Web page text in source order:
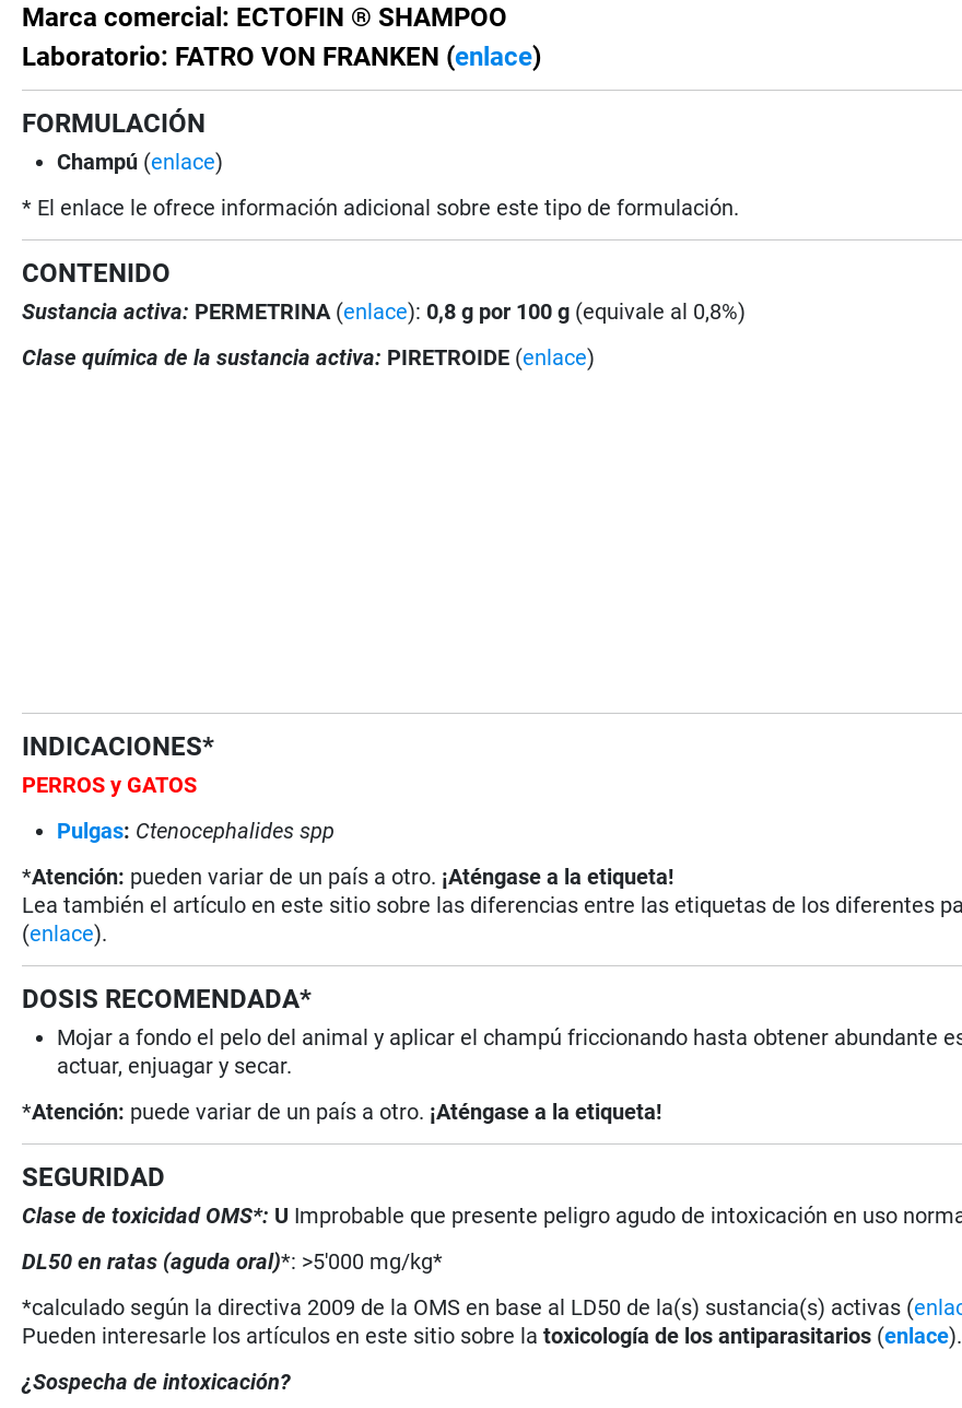
Marca comercial: ECTOFIN ® SHAMPOO
Laboratorio: FATRO VON FRANKEN (enlace)
FORMULACIÓN
Champú (enlace)
* El enlace le ofrece información adicional sobre este tipo de formulación.
CONTENIDO
Sustancia activa: PERMETRINA (enlace): 0,8 g por 100 g (equivale al 0,8%)
Clase química de la sustancia activa: PIRETROIDE (enlace)
INDICACIONES*
PERROS y GATOS
Pulgas: Ctenocephalides spp
*Atención: pueden variar de un país a otro. ¡Aténgase a la etiqueta!
Lea también el artículo en este sitio sobre las diferencias entre las etiquetas de los diferentes
(enlace).
DOSIS RECOMENDADA*
Mojar a fondo el pelo del animal y aplicar el champú friccionando hasta obtener abundante
actuar, enjuagar y secar.
*Atención: puede variar de un país a otro. ¡Aténgase a la etiqueta!
SEGURIDAD
Clase de toxicidad OMS*: U Improbable que presente peligro agudo de intoxicación en uso
DL50 en ratas (aguda oral)*: >5'000 mg/kg*
*calculado según la directiva 2009 de la OMS en base al LD50 de la(s) sustancia(s) activas (
Pueden interesarle los artículos en este sitio sobre la toxicología de los antiparasitarios (enlace).
¿Sospecha de intoxicación?